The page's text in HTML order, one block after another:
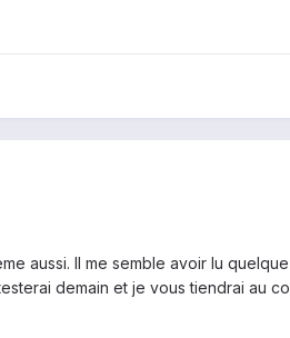
aussi. Il me semble avoir lu
demain et je vous tiendrai au